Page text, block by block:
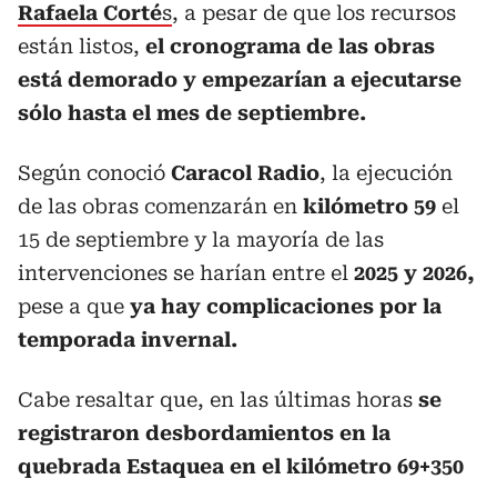
Rafaela Cortés, a pesar de que los recursos
están listos, el cronograma de las obras
está demorado y empezarían a ejecutarse
sólo hasta el mes de septiembre.
Según conoció Caracol Radio, la ejecución
de las obras comenzarán en kilómetro 59 el
15 de septiembre y la mayoría de las
intervenciones se harían entre el 2025 y 2026,
pese a que ya hay complicaciones por la
temporada invernal.
Cabe resaltar que, en las últimas horas se
registraron desbordamientos en la
quebrada Estaquea en el kilómetro 69+350